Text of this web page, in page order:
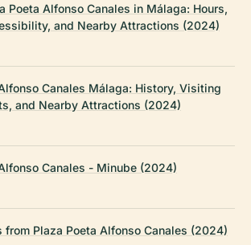
Poeta Alfonso Canales in Málaga: Hours,
and Nearby Attractions (2024)
Canales Málaga: History, Visiting
and Nearby Attractions (2024)
Canales - Minube (2024)
from Plaza Poeta Alfonso Canales (2024)